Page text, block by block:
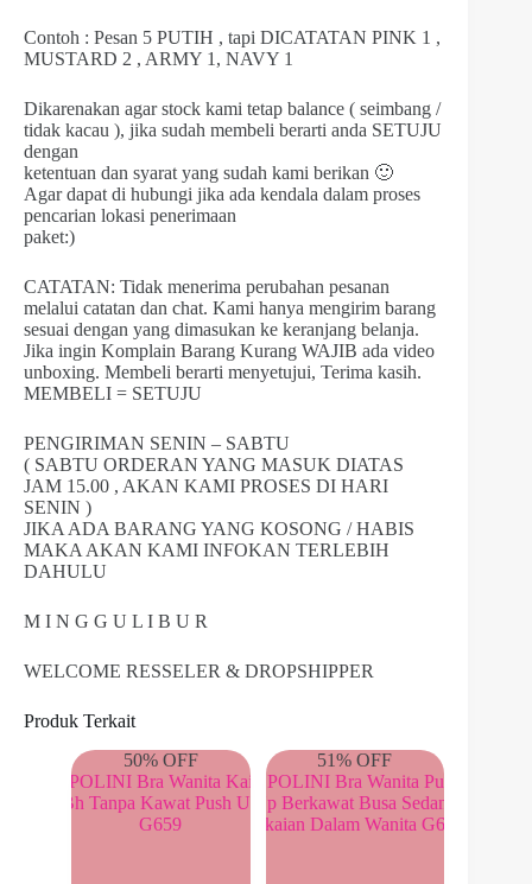
Contoh : Pesan 5 PUTIH , tapi DICATATAN PINK 1 ,
MUSTARD 2 , ARMY 1, NAVY 1
Dikarenakan agar stock kami tetap balance ( seimbang /
tidak kacau ), jika sudah membeli berarti anda SETUJU
dengan
ketentuan dan syarat yang sudah kami berikan 🙂
Agar dapat di hubungi jika ada kendala dalam proses
pencarian lokasi penerimaan
paket:)
CATATAN: Tidak menerima perubahan pesanan
melalui catatan dan chat. Kami hanya mengirim barang
sesuai dengan yang dimasukan ke keranjang belanja.
Jika ingin Komplain Barang Kurang WAJIB ada video
unboxing. Membeli berarti menyetujui, Terima kasih.
MEMBELI = SETUJU
PENGIRIMAN SENIN – SABTU
( SABTU ORDERAN YANG MASUK DIATAS
JAM 15.00 , AKAN KAMI PROSES DI HARI
SENIN )
JIKA ADA BARANG YANG KOSONG / HABIS
MAKA AKAN KAMI INFOKAN TERLEBIH
DAHULU
M I N G G U L I B U R
WELCOME RESSELER & DROPSHIPPER
Produk Terkait
50% OFF
51% OFF